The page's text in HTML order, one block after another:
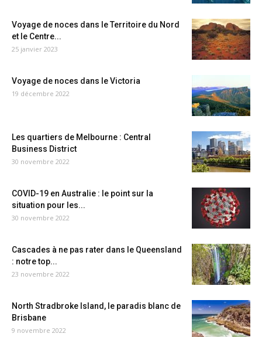
Voyage de noces dans le Territoire du Nord
et le Centre...
25 janvier 2023
Voyage de noces dans le Victoria
19 décembre 2022
Les quartiers de Melbourne : Central
Business District
30 novembre 2022
COVID-19 en Australie : le point sur la
situation pour les...
30 novembre 2022
Cascades à ne pas rater dans le Queensland
: notre top...
23 novembre 2022
North Stradbroke Island, le paradis blanc de
Brisbane
9 novembre 2022